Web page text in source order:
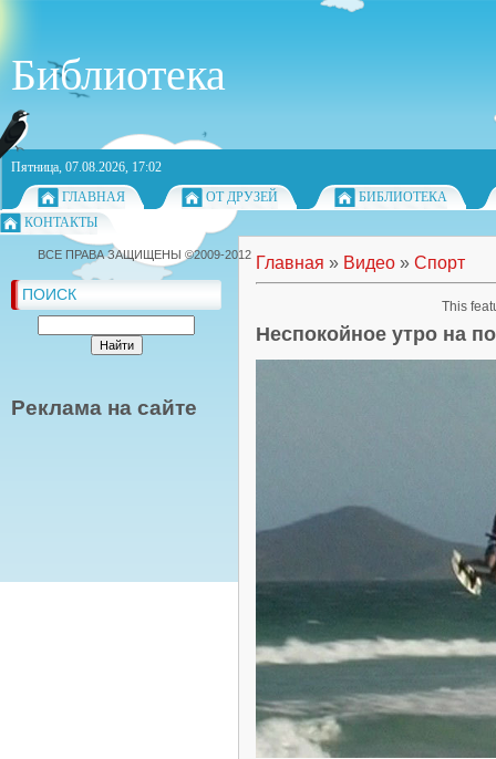
Библиотека
Пятница, 07.08.2026, 17:02
ГЛАВНАЯ
ОТ ДРУЗЕЙ
БИБЛИОТЕКА
КОНТАКТЫ
ПОИСК
Реклама на сайте
Главная » Видео » Спорт
Неспокойное утро на
ВСЕ ПРАВА ЗАЩИЩЕНЫ ©2009-2012
This